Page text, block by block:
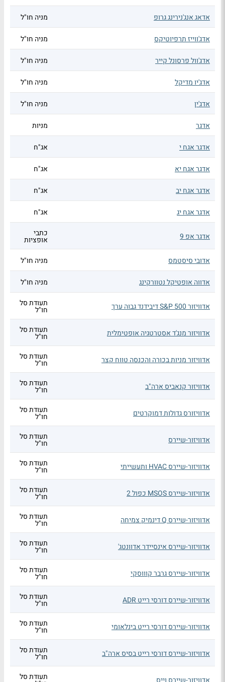
אדאג אנג'נירינג גרופ מניה חו"ל
אדג'ווייז תרפיוטיקס מניה חו"ל
אדג'וול פרסונל קייר מניה חו"ל
אדג'יו מדיקל מניה חו"ל
אדג'ין מניה חו"ל
אדגר מניות
אדגר אגח י אג"ח
אדגר אגח יא אג"ח
אדגר אגח יב אג"ח
אדגר אגח יג אג"ח
אדגר אפ 9 כתבי
אופציות
אדובי סיסטמס
מניה חו"ל
אדווה אופטיקל נטוורקינג מניה חו"ל
אדוויזור S&P 500 דיבידנד גבוה ערך תעודת סל
חו"ל
אדוויזור מנג'ד אסטרטגיה אופטימלית תעודת סל
חו"ל
אדוויזור מניות בכורה והכנסה טווח קצר תעודת סל
חו"ל
אדוויזור קנאביס ארה"ב תעודת סל
חו"ל
אדוויזורס גדולות דמוקרטים תעודת סל
חו"ל
אדוויזור-שיירס תעודת סל
חו"ל
אדוויזור-שיירס HVAC ותעשייתי תעודת סל
חו"ל
אדוויזור-שיירס MSOS כפול 2 תעודת סל
חו"ל
אדוויזור-שיירס Q דינמיק צמיחה תעודת סל
חו"ל
אדוויזור-שיירס אינסיידר אדוונטג' תעודת סל
חו"ל
אדוויזור-שיירס גרבר קוווסקי תעודת סל
חו"ל
אדוויזור-שיירס דורסי רייט ADR תעודת סל
חו"ל
אדוויזור-שיירס דורסי רייט בינלאומי תעודת סל
חו"ל
אדוויזור-שיירס דורסי רייט בסיס ארה"ב תעודת סל
חו"ל
תעודת סל